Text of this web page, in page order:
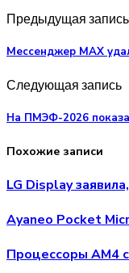
Предыдущая запись
Мессенджер MAX
Следующая запись
На ПМЭФ-2026
Похожие записи
LG Display
Ayaneo Pocket
Процессоры AM4